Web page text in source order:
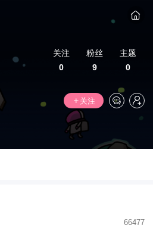
关注
0
粉丝
9
主题
0
关注
66477